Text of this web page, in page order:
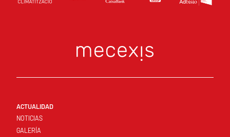
ACTUALIDAD
NOTICIAS
GALERÍA